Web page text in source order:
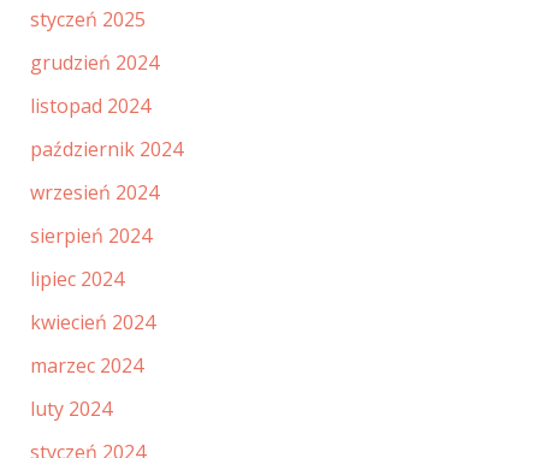
styczeń 2025
grudzień 2024
listopad 2024
październik 2024
wrzesień 2024
sierpień 2024
lipiec 2024
kwiecień 2024
marzec 2024
luty 2024
styczeń 2024